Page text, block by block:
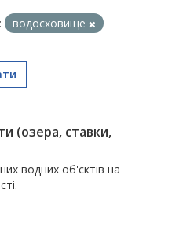
водосховище
(озера, ставки,
водних об'єктів на